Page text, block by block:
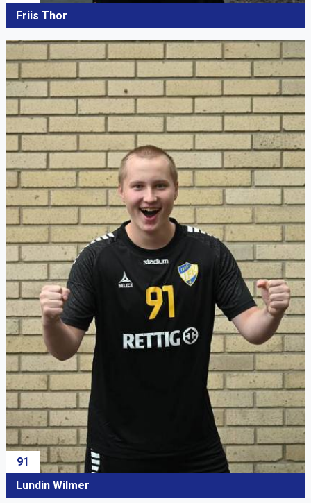
Friis Thor
91
Lundin Wilmer